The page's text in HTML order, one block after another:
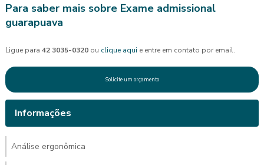
Para saber mais sobre Exame admissional
guarapuava
Ligue para 42 3035-0320 ou clique aqui e entre em contato por email.
Solicite um orçamento
Informações
Análise ergonômica